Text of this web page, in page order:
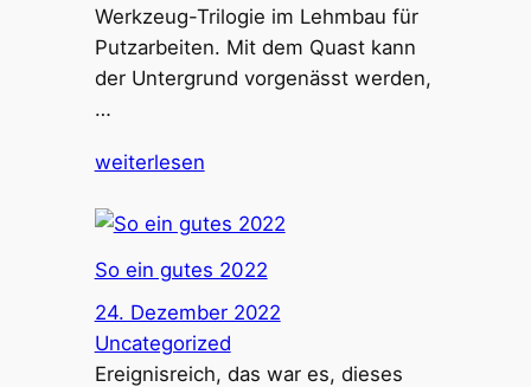
Werkzeug-Trilogie im Lehmbau für
Putzarbeiten. Mit dem Quast kann
der Untergrund vorgenässt werden,
…
weiterlesen
So ein gutes 2022
24. Dezember 2022
Uncategorized
Ereignisreich, das war es, dieses